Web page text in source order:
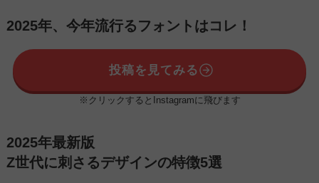
2025年、今年流行るフォントはコレ！
投稿を見てみる
※クリックするとInstagramに飛びます
2025年最新版
Z世代に刺さるデザインの特徴5選